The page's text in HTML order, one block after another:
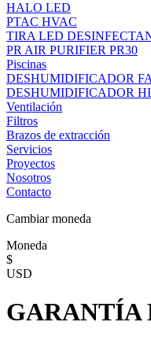
HALO LED
PTAC HVAC
TIRA LED
PR AIR PURIFIER PR30
Piscinas
DESHUMIDIFICADOR
DESHUMIDIFICADOR
Ventilación
Filtros
Brazos de extracción
Servicios
Proyectos
Nosotros
Contacto
Cambiar moneda
Moneda
$
USD
GARANTÍA